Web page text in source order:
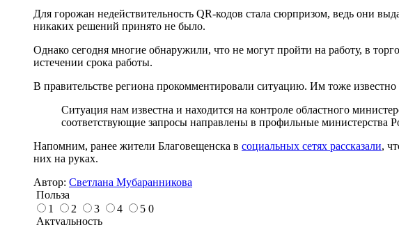
Для горожан недействительность QR-кодов стала сюрпризом, ведь они
никаких решений принято не было.
Однако сегодня многие обнаружили, что не могут пройти на работу, в
истечении срока работы.
В правительстве региона прокомментировали ситуацию. Им тоже
Ситуация нам известна и находится на контроле областного
соответствующие запросы направлены в профильные министерства
Напомним, ранее жители Благовещенска в социальных сетях рассказали,
них на руках.
Автор: Светлана Мубаранникова
Польза
1
2 3 4 5 0
Актуальность